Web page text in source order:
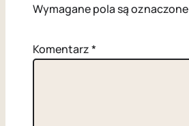
Wymagane pola są oznaczone
Komentarz*